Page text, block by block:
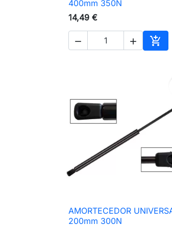
400mm 350N
14,49 €
  
 Vista rápida
AMORTECEDOR
200mm 300N